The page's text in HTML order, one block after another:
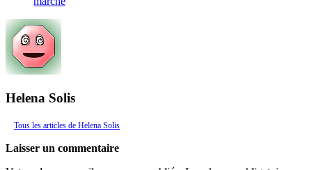
Helena Solis
Tous les articles de Helena Solis
Laisser un commentaire